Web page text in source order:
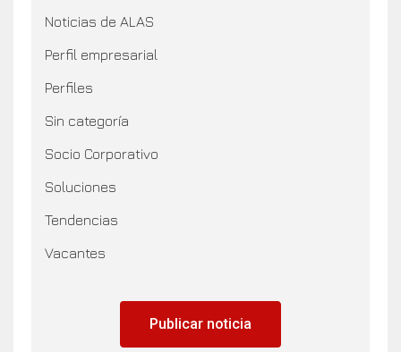
Noticias de ALAS
Perfil empresarial
Perfiles
Sin categoría
Socio Corporativo
Soluciones
Tendencias
Vacantes
Publicar noticia